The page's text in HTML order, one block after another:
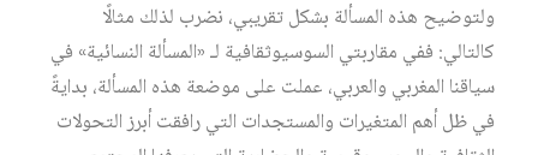
ولتوضيح هذه المسألة بشكل تقريبي، نضرب لذلك مثالًا
كالتالي: ففي مقاربتي السوسيوثقافية لـ «المسألة النسائية» في
سياقنا المغربي والعربي، عملت على موضعة هذه المسألة، بدايةً
في ظل أهم المتغيرات والمستجدات التي رافقت أبرز التحولات